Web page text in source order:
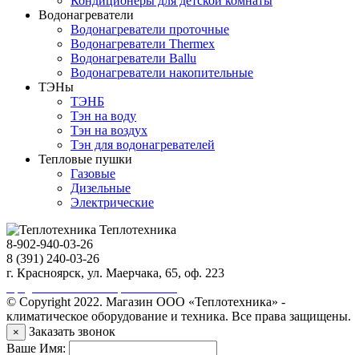
Водонагреватели
Водонагреватели проточные
Водонагреватели Thermex
Водонагреватели Ballu
Водонагреватели накопительные
ТЭНы
ТЭНБ
Тэн на воду
Тэн на воздух
Тэн для водонагревателей
Тепловые пушки
Газовые
Дизельные
Электрические
Теплотехника
8-902-940-03-26
8 (391) 240-03-26
г. Красноярск, ул. Маерчака, 65, оф. 223
© Copyright 2022. Магазин ООО «Теплотехника» -
климатическое оборудование и техника. Все права защищены.
×
Заказать звонок
Ваше Имя: